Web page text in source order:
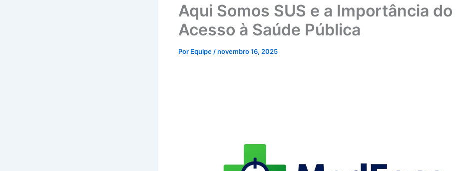
Aqui Somos SUS e a Importância do
Acesso à Saúde Pública
Por Equipe /novembro 16, 2025